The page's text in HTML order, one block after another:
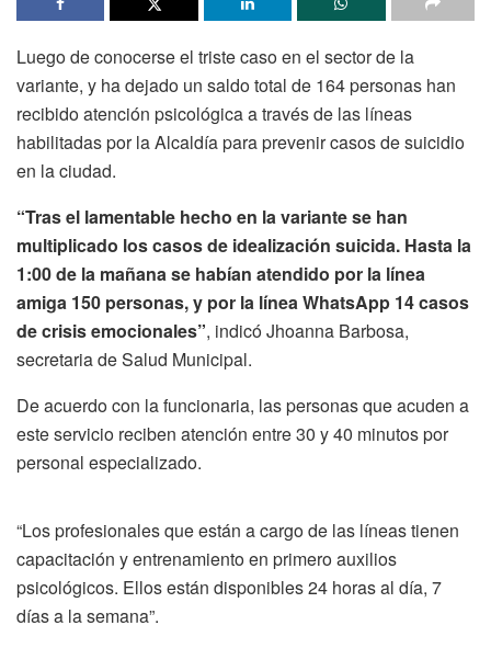
Luego de conocerse el triste caso en el sector de la
variante, y ha dejado un saldo total de 164 personas han
recibido atención psicológica a través de las líneas
habilitadas por la Alcaldía para prevenir casos de suicidio
en la ciudad.
“Tras el lamentable hecho en la variante se han
multiplicado los casos de idealización suicida. Hasta la
1:00 de la mañana se habían atendido por la línea
amiga 150 personas, y por la línea WhatsApp 14 casos
de crisis emocionales”, indicó Jhoanna Barbosa,
secretaria de Salud Municipal.
De acuerdo con la funcionaria, las personas que acuden a
este servicio reciben atención entre 30 y 40 minutos por
personal especializado.
“Los profesionales que están a cargo de las líneas tienen
capacitación y entrenamiento en primero auxilios
psicológicos. Ellos están disponibles 24 horas al día, 7
días a la semana”.